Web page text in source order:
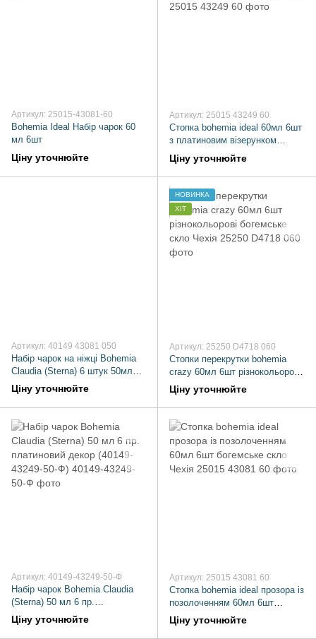
Артикул: 25015-43081-60
Bohemia Ideal Набір чарок 60
мл 6шт
Ціну уточнюйте
Артикул: 25015 43249 60
Стопка bohemia ideal 60мл 6шт
з платиновим візерунком
(25015 43249 60)
Ціну уточнюйте
Артикул: 40149 43081 050
Набір чарок на ніжці Bohemia
Claudia (Sterna) 6 штук 50мл
богемське скло золотий декор
(3082)
Ціну уточнюйте
НОВИНКА
ХІТ
Артикул: 25250 D4718 060
Стопки перекрутки bohemia
crazy 60мл 6шт різнокольорові
богемське скло Чехія
Ціну уточнюйте
Артикул: 40149-43249-50-Ф
Набір чарок Bohemia Claudia
(Sterna) 50 мл 6 пр.
платиновий декор (40149-
43249-50-Ф)
Ціну уточнюйте
Артикул: 25015 43081 60
Стопка bohemia ideal прозора із
позолоченням 60мл 6шт
богемське скло Чехія
Ціну уточнюйте